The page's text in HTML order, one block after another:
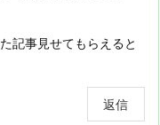
記事見せてもらえると
返信